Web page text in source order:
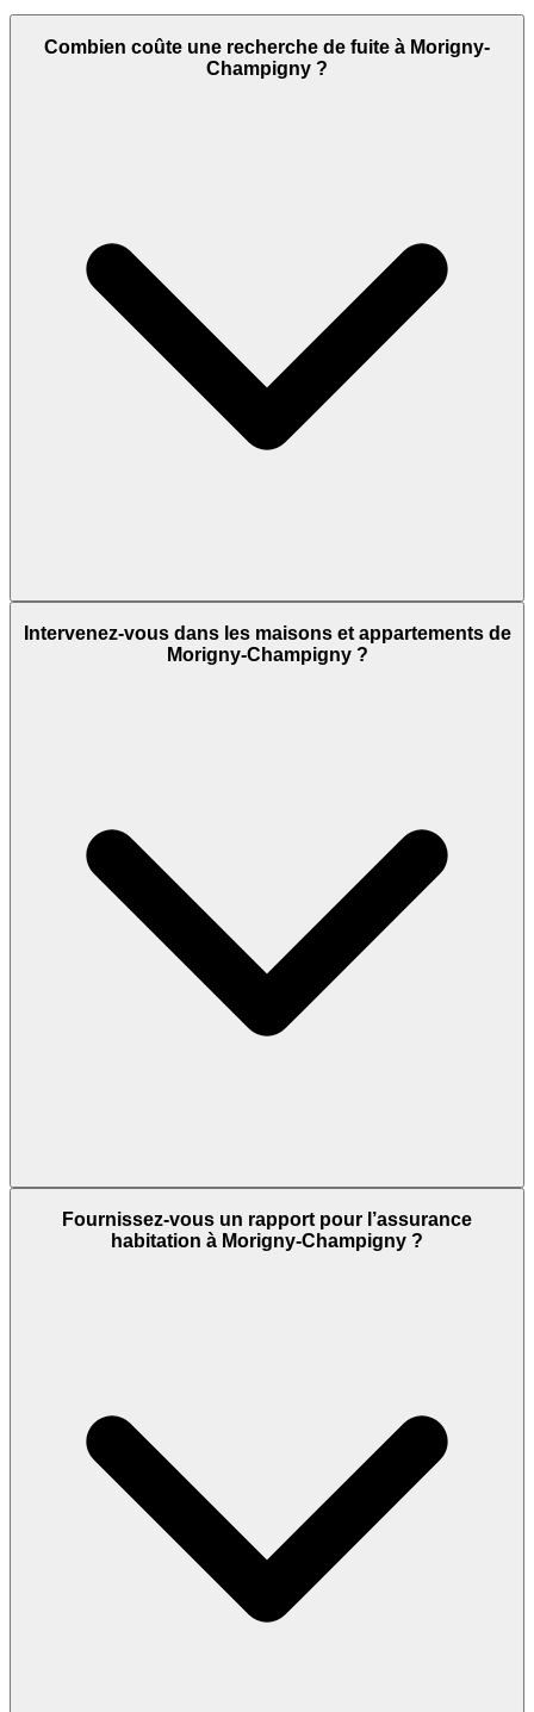
Combien coûte une recherche de fuite à Morigny-
Champigny ?
Intervenez-vous dans les maisons et appartements de
Morigny-Champigny ?
Fournissez-vous un rapport pour l’assurance
habitation à Morigny-Champigny ?